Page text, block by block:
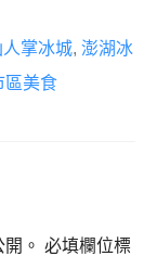
掌冰城, 澎湖冰
區美食
。 必填欄位標